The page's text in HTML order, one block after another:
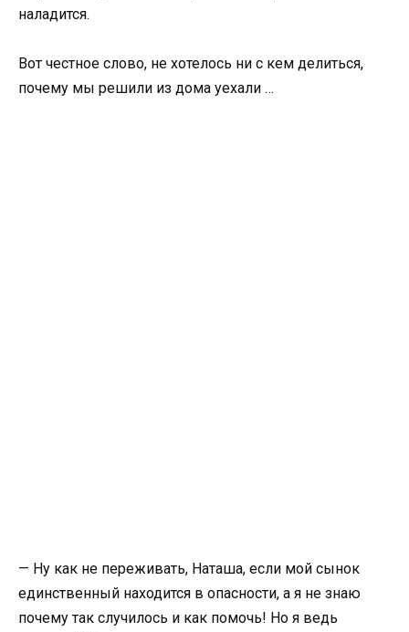
наладится.
Вот честное слово, не хотелось ни с кем делиться,
почему мы решили из дома уехали …
— Ну как не переживать, Наташа, если мой сынок
единственный находится в опасности, а я не знаю
почему так случилось и как помочь! Но я ведь